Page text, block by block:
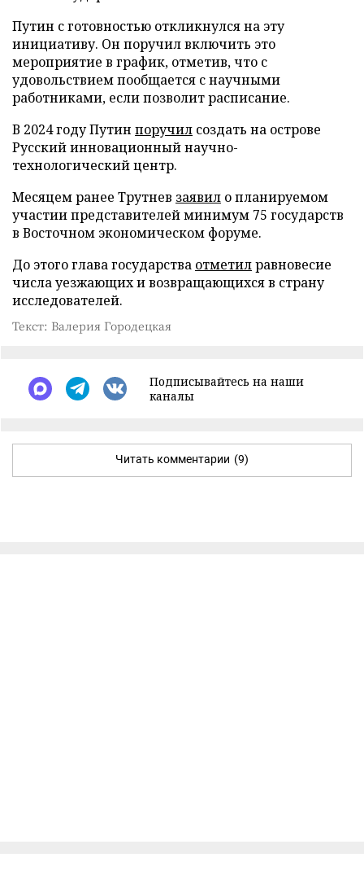
Путин с готовностью откликнулся на эту
инициативу. Он поручил включить это
мероприятие в график, отметив, что с
удовольствием пообщается с научными
работниками, если позволит расписание.
В 2024 году Путин поручил создать на острове
Русский инновационный научно-
технологический центр.
Месяцем ранее Трутнев заявил о планируемом
участии представителей минимум 75 государств
в Восточном экономическом форуме.
До этого глава государства отметилравновесие
числа уезжающих и возвращающихся в страну
исследователей.
Текст: Валерия Городецкая
Подписывайтесь на наши
каналы
Читать комментарии (9)